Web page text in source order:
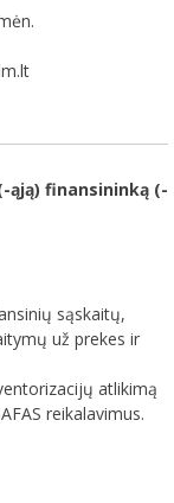
ąją) finansininką (-
sąskaitų,
už prekes ir
atlikimą
reikalavimus.